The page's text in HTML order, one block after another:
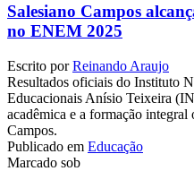
Salesiano Campos
no ENEM 2025
Escrito porReinando Araujo
Resultados oficiais do Instituto
Educacionais Anísio Teixeira
acadêmica e a formação
Campos.
Publicado em Educação
Marcado sob